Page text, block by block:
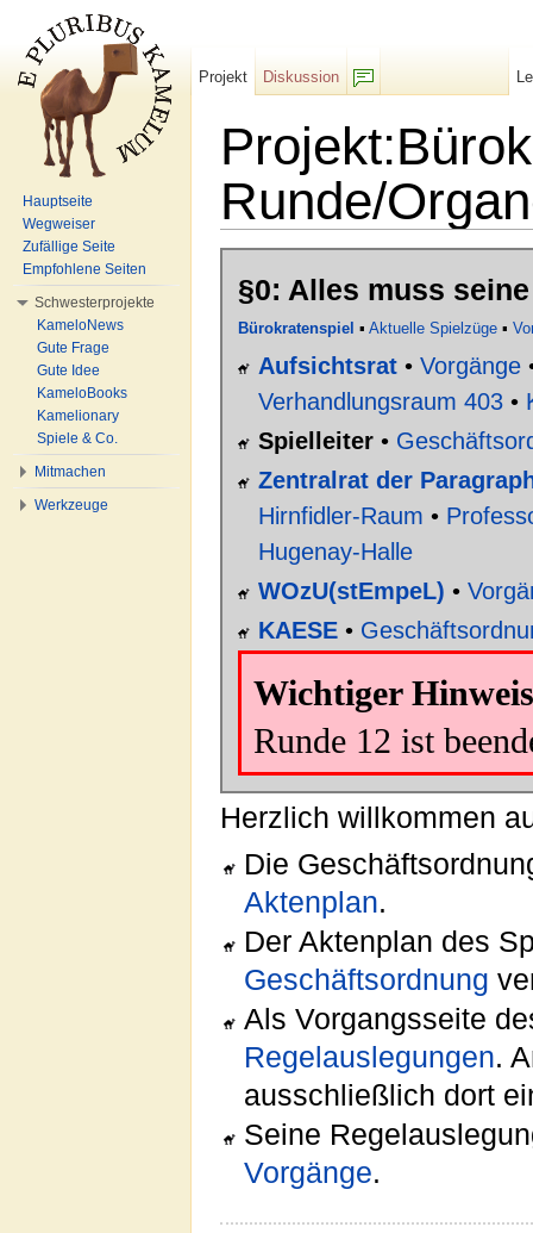
Runde/
§0: Alles muss
Bürokratenspiel ▪ Aktuelle Spielzüge▪
Aufsichtsrat• Vorgänge
Verhandlungsraum 403•
Spielleiter•
Zentralrat der
Hirnfidler-Raum •
Hugenay-Halle
WOzU(stEmpeL) •
KAESE•
Wichtiger
Runde 12 ist
Herzlich willkommen
Die
Aktenplan.
Der Aktenplan des
Geschäftsordnung
Als Vorgangsseite
Regelauslegungen.
ausschließlich dort
Seine
Vorgänge.
Projekt
Diskussion
Hauptseite
Wegweiser
Zufällige Seite
Empfohlene Seiten
Schwesterprojekte
KameloNews
Gute Frage
Gute Idee
KameloBooks
Kamelionary
Spiele & Co.
Mitmachen
Werkzeuge